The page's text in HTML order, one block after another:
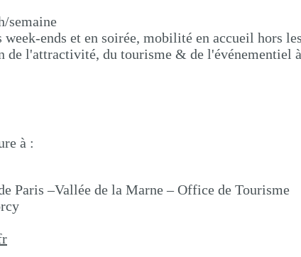
semaine
ends et en soirée, mobilité en accueil hors
de l'attractivité, du tourisme & de l'événementiel
à :
Paris –Vallée de la Marne – Office de Tourisme